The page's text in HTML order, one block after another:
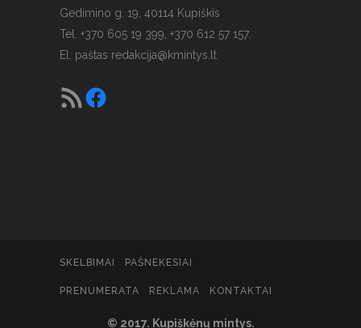
Gedimino g. 19, 40114 Kupiškis
Tel. +370 605 19 399, +370 612 57 157.
El. paštas redakcija@kmintys.lt
SKELBIMAI PAŠNEKESIAI
© 2017. Kupiškėnų mintys.
PRENUMERATA REKLAMA KONTAKTAI